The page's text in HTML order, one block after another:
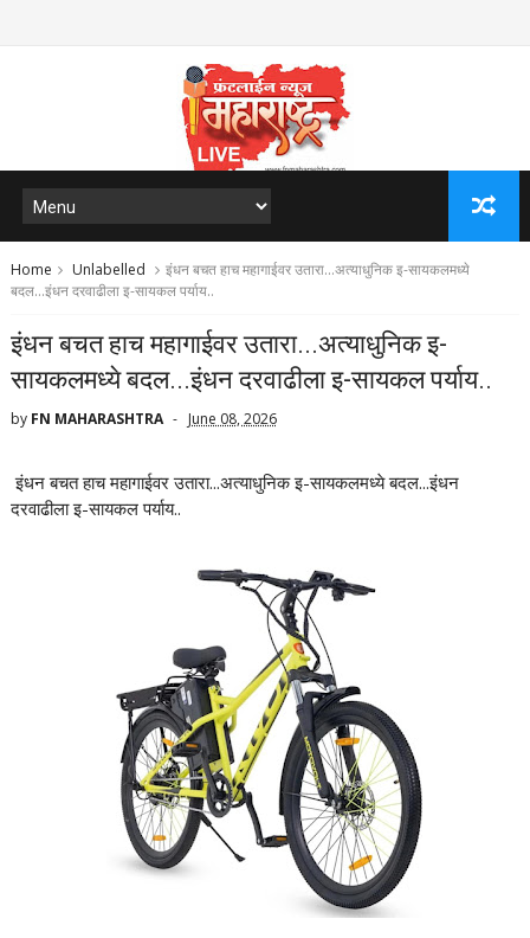
Home Unlabelled
इंधन बचत हाच महागाईवर उतारा...अत्याधुनिक इ-सायकलमध्ये
बदल...इंधन दरवाढीला इ-सायकल पर्याय..
इंधन बचत हाच महागाईवर उतारा...अत्याधुनिक इ-
सायकलमध्ये बदल...इंधन दरवाढीला इ-सायकल पर्याय..
by FN MAHARASHTRA June 08, 2026
इंधन बचत हाच महागाईवर उतारा...अत्याधुनिक इ-सायकलमध्ये बदल...इंधन
दरवाढीला इ-सायकल पर्याय..